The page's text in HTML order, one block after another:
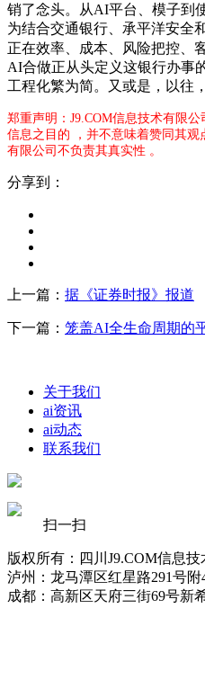
销了念头。从AI平台、模子到
为结合交通银行、承平洋安全
正在效率、成本、风险把控、
AI合做正从头定义这银行办事
工程化繁为简。又或是，以往
郑重声明：J9.COM信息技术有限
信息之目的 ，并不意味着赞同其观
有限公司不负责其真实性 。
分享到：
上一篇： 据《证券时报》报道
下一篇： 笼盖AI全生命周期的
关于我们
ai资讯
ai动态
联系我们
扫一扫
版权所有：四川J9.COM信息
泸州：龙马潭区红星路291号附
成都：高新区天府三街69号新